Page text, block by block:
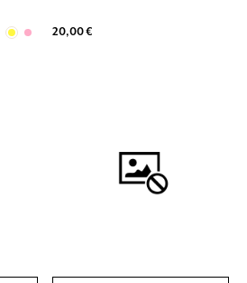
20,00 €